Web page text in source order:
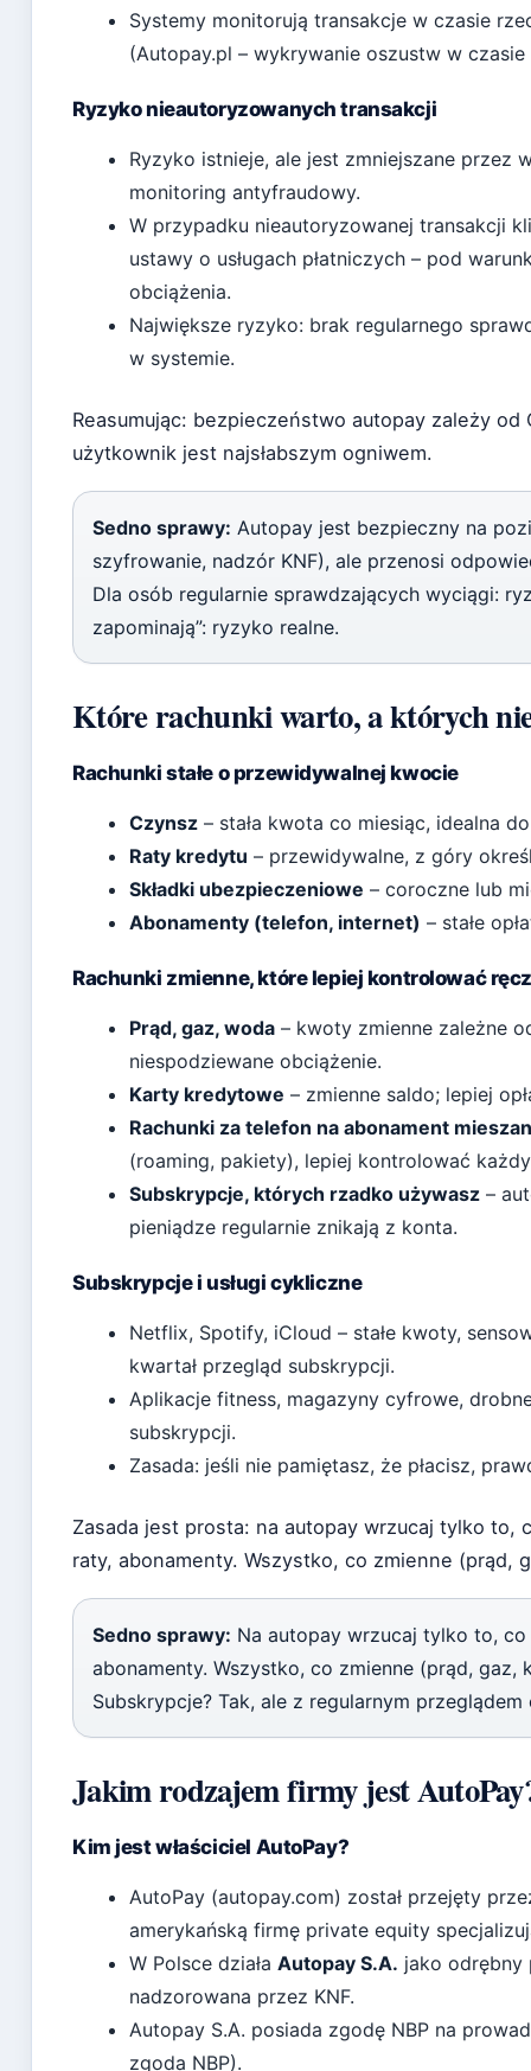
Systemy monitorują transakcje w czasie
(Autopay.pl – wykrywanie oszustw w
Ryzyko nieautoryzowanych transakcji
Ryzyko istnieje, ale jest zmniejszane przez
monitoring antyfraudowy.
W przypadku nieautoryzowanej transakcji
ustawy o usługach płatniczych – pod
obciążenia.
Największe ryzyko: brak regularnego
w systemie.
Reasumując: bezpieczeństwo autopay zależy
użytkownik jest najsłabszym ogniwem.
Sedno sprawy: Autopay jest bezpieczny na
szyfrowanie, nadzór KNF), ale przenosi
Dla osób regularnie sprawdzających wyciągi:
zapominają”: ryzyko realne.
Które rachunki warto, a których
Rachunki stałe o przewidywalnej kwocie
Czynsz – stała kwota co miesiąc, idealna
Raty kredytu – przewidywalne, z góry
Składki ubezpieczeniowe – coroczne lub
Abonamenty (telefon, internet) – stałe
Rachunki zmienne, które lepiej kontrolować
Prąd, gaz, woda – kwoty zmienne zależne
niespodziewane obciążenie.
Karty kredytowe – zmienne saldo; lepiej
Rachunki za telefon na abonament
(roaming, pakiety), lepiej kontrolować
Subskrypcje, których rzadko używasz –
pieniądze regularnie znikają z konta.
Subskrypcje i usługi cykliczne
Netflix, Spotify, iCloud – stałe kwoty,
kwartał przegląd subskrypcji.
Aplikacje fitness, magazyny cyfrowe,
subskrypcji.
Zasada: jeśli nie pamiętasz, że płacisz,
Zasada jest prosta: na autopay wrzucaj tylko to,
raty, abonamenty. Wszystko, co zmienne (prąd,
Sedno sprawy: Na autopay wrzucaj tylko to, co
abonamenty. Wszystko, co zmienne (prąd,
Subskrypcje? Tak, ale z regularnym przeglądem
Jakim rodzajem firmy jest
Kim jest właściciel AutoPay?
AutoPay (autopay.com) został przejęty
amerykańską firmę private equity
W Polsce działa Autopay S.A. jako odrębny
nadzorowana przez KNF.
Autopay S.A. posiada zgodę NBP na
zgoda NBP).